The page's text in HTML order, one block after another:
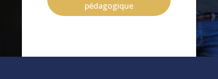
pédagogique